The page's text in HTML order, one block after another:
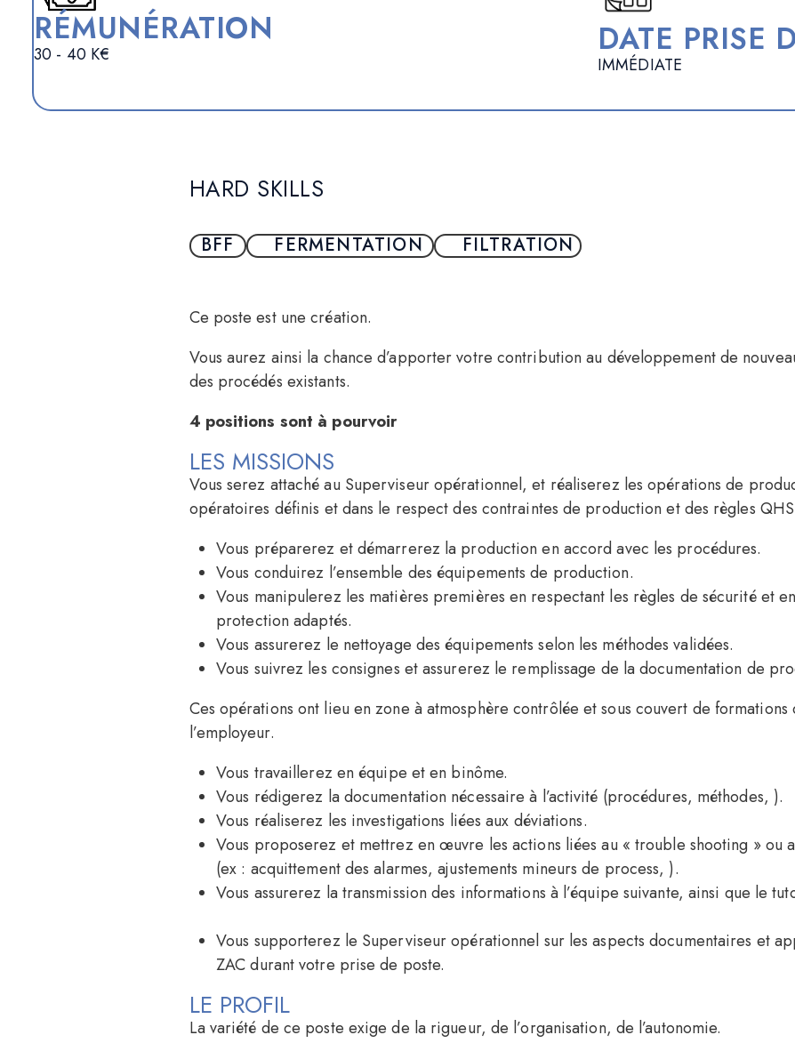
RÉMUNÉRATION
30 - 40 K€ DATE PRISE
IMMÉDIATE
HARD SKILLS
BFF FERMENTATION FILTRATION
Ce poste est une création.
Vous aurez ainsi la chance d’apporter votre contribution au développement de
des procédés existants.
4 positions sont à pourvoir
LES MISSIONS
Vous serez attaché au Superviseur opérationnel, et réaliserez les opérations de
opératoires définis et dans le respect des contraintes de production et des règles
Vous préparerez et démarrerez la production en accord avec les procédures.
Vous conduirez l’ensemble des équipements de production.
Vous manipulerez les matières premières en respectant les règles de sécurité et
protection adaptés.
Vous assurerez le nettoyage des équipements selon les méthodes validées.
Vous suivrez les consignes et assurerez le remplissage de la documentation de
Ces opérations ont lieu en zone à atmosphère contrôlée et sous couvert de
l’employeur.
Vous travaillerez en équipe et en binôme.
Vous rédigerez la documentation nécessaire à l’activité (procédures, méthodes, ).
Vous réaliserez les investigations liées aux déviations.
Vous proposerez et mettrez en œuvre les actions liées au « trouble shooting » ou
(ex : acquittement des alarmes, ajustements mineurs de process, ).
Vous assurerez la transmission des informations à l’équipe suivante, ainsi que le
Vous supporterez le Superviseur opérationnel sur les aspects documentaires et
ZAC durant votre prise de poste.
LE PROFIL
La variété de ce poste exige de la rigueur, de l’organisation, de l’autonomie.